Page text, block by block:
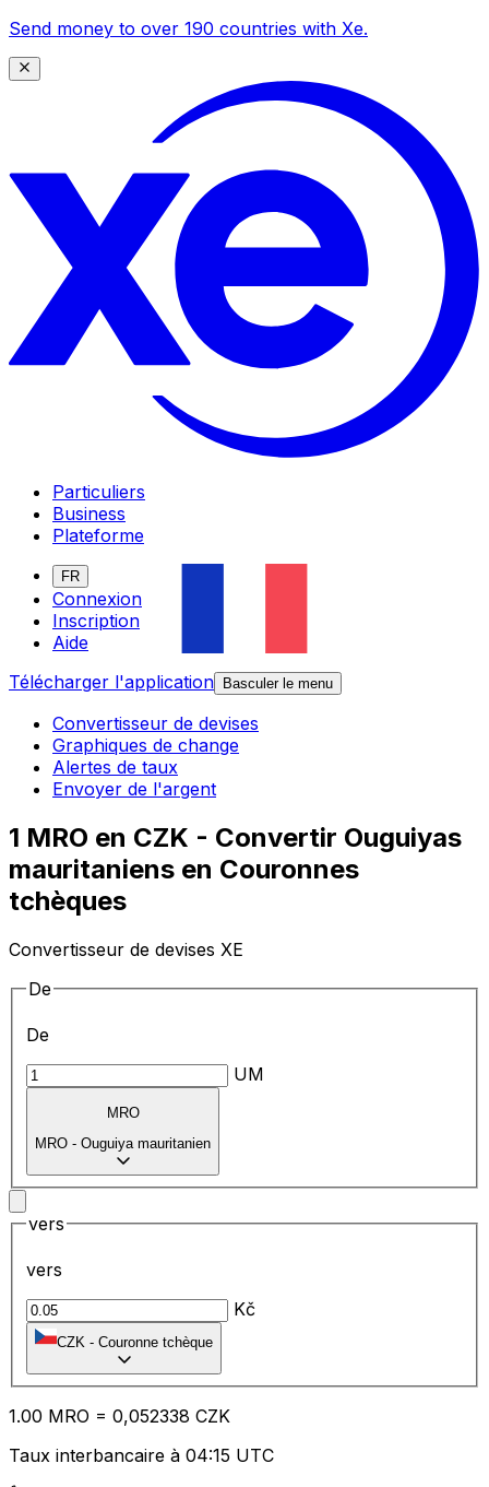
Send money to over 190 countries with Xe.
Particuliers
Business
Plateforme
FR
Connexion
Inscription
Aide
Télécharger l'application
Basculer le menu
Convertisseur de devises
Graphiques de change
Alertes de taux
Envoyer de l'argent
1 MRO en CZK - Convertir Ouguiyas
mauritaniens en Couronnes
tchèques
Convertisseur de devises XE
De
De
UM
MRO
MRO - Ouguiya mauritanien
vers
vers
Kč
CZK - Couronne tchèque
1.00 MRO = 0,052338 CZK
Taux interbancaire à 04:15 UTC